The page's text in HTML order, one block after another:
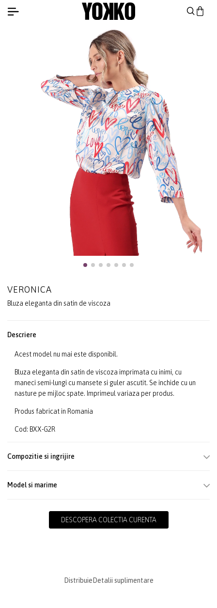
VERONICA
Bluza eleganta din satin de viscoza
Descriere
Acest model nu mai este disponibil.
Bluza eleganta din satin de viscoza imprimata cu inimi, cu
maneci semi-lungi cu mansete si guler ascutit. Se inchide cu un
nasture pe mijloc spate. Imprimeul variaza per produs.
Produs fabricat in Romania
Cod: BXX-G2R
Compozitie si ingrijire
Model si marime
DESCOPERA COLECTIA CURENTA
Distribuie Detalii suplimentare